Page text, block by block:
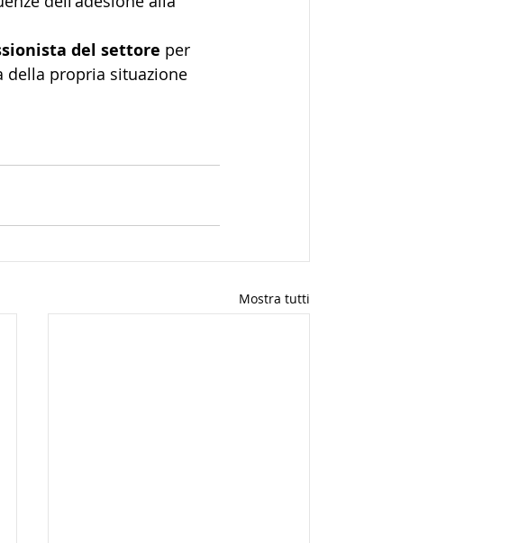
del settore per
della propria situazione
Mostra tutti